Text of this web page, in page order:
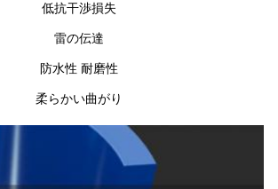
低抗干渉損失
雷の伝達
防水性 耐磨性
柔らかい曲がり